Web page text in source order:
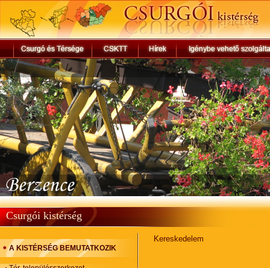
Csurgói kistérség
A KISTÉRSÉG BEMUTATKOZIK
Kereskedelem